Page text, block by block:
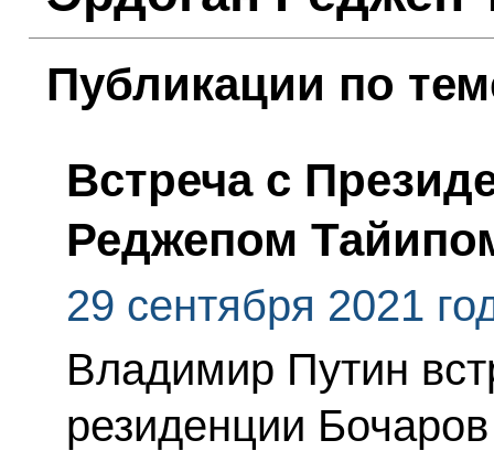
Публикации по
Встреча с
Реджепом
29 сентября 2021
Владимир Путин
резиденции